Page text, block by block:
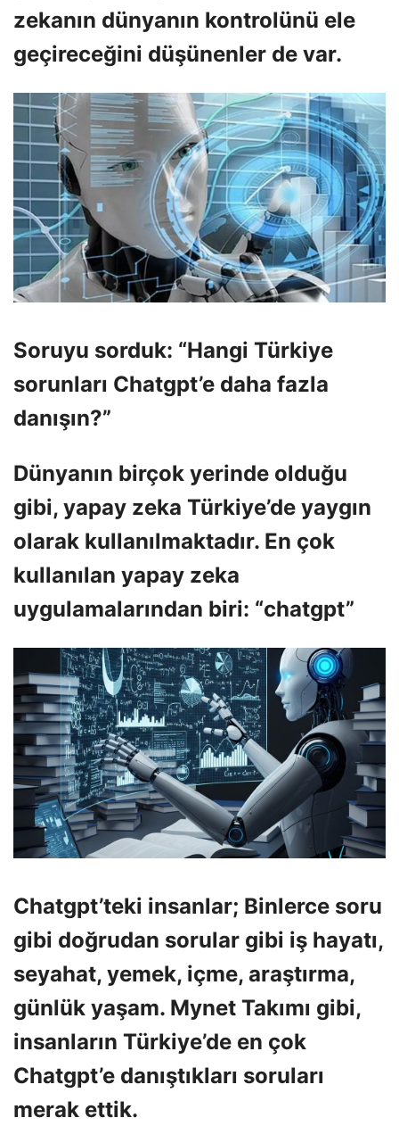
zekanın dünyanın kontrolünü ele
geçireceğini düşünenler de var.
Soruyu sorduk: “Hangi Türkiye
sorunları Chatgpt’e daha fazla
danışın?”
Dünyanın birçok yerinde olduğu
gibi, yapay zeka Türkiye’de yaygın
olarak kullanılmaktadır. En çok
kullanılan yapay zeka
uygulamalarından biri: “chatgpt”
Chatgpt’teki insanlar; Binlerce soru
gibi doğrudan sorular gibi iş hayatı,
seyahat, yemek, içme, araştırma,
günlük yaşam. Mynet Takımı gibi,
insanların Türkiye’de en çok
Chatgpt’e danıştıkları soruları
merak ettik.